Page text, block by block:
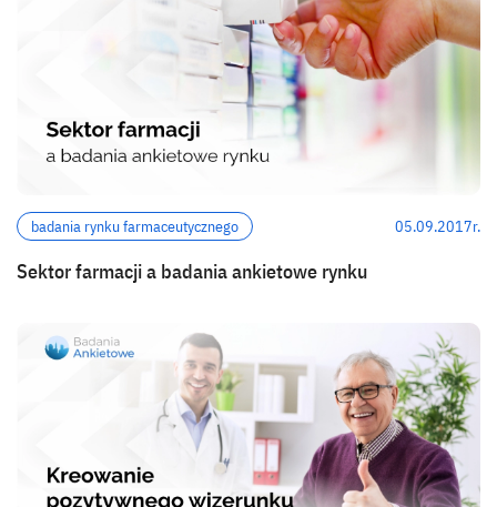
badania rynku farmaceutycznego 05.09.2017r.
Sektor farmacji a badania ankietowe rynku